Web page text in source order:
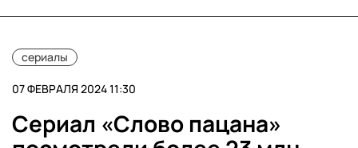
сериалы
07 ФЕВРАЛЯ 2024 11:30
Сериал «Слово пацана»